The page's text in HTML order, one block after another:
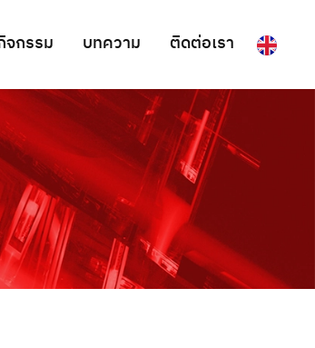
จกรรม บทความ ติดต่อเรา